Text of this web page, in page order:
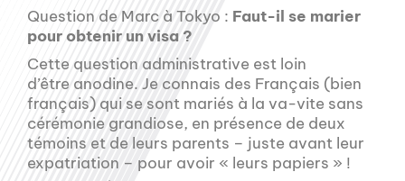
Question de Marc à Tokyo : Faut-il se marier
pour obtenir un visa ?
Cette question administrative est loin
d’être anodine. Je connais des Français (bien
français) qui se sont mariés à la va-vite sans
cérémonie grandiose, en présence de deux
témoins et de leurs parents – juste avant leur
expatriation – pour avoir « leurs papiers » !